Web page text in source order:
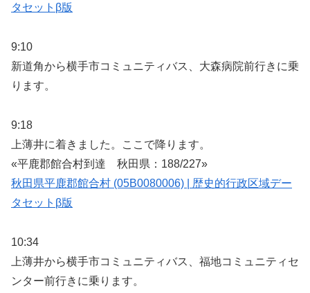
タセットβ版
9:10
新道角から横手市コミュニティバス、大森病院前行きに乗
ります。
9:18
上薄井に着きました。ここで降ります。
«平鹿郡館合村到達 秋田県：188/227»
秋田県平鹿郡館合村 (05B0080006) | 歴史的行政区域デー
タセットβ版
10:34
上薄井から横手市コミュニティバス、福地コミュニティセ
ンター前行きに乗ります。